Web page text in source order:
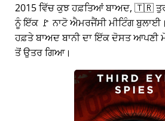
2015 ਵਿੱਚ ਕੁਝ ਹਫ਼ਤਿਆਂ ਬਾਅਦ, 🇹🇷
ਨੂੰ ਇੱਕ 🚩 ਨਾਟੋ ਐਮਰਜੈਂਸੀ ਮੀਟਿੰਗ
ਹਫ਼ਤੇ ਬਾਅਦ ਬਾਨੀ ਦਾ ਇੱਕ ਦੋਸਤ ਆਪਣੀ
ਤੋਂ ਉਤਰ ਗਿਆ।